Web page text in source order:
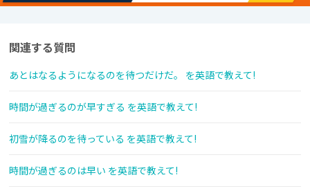
関連する質問
あとはなるようになるのを待つだけだ。 を英語で教えて!
時間が過ぎるのが早すぎる を英語で教えて!
初雪が降るのを待っている を英語で教えて!
時間が過ぎるのは早い を英語で教えて!